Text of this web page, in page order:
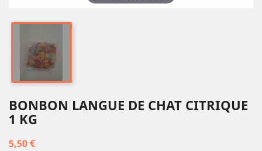
BONBON LANGUE DE CHAT CITRIQUE
1 KG
5,50 €